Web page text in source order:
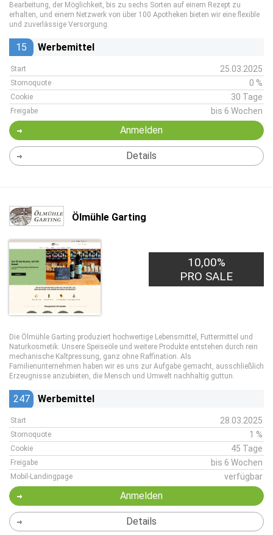
Bearbeitung, der Möglichkeit, bis zu sechs Sorten auf einem Rezept zu
erhalten, und einem Netzwerk von über 100 Apotheken bieten wir eine flexible
und zuverlässige Versorgung.
15 Werbemittel
Start 25.03.2025
Stornoquote 0 %
Cookie 30 Tage
Freigabe bis 6 Wochen
Anmelden
Details
Ölmühle Garting
10,00%
PRO SALE
Die Ölmühle Garting produziert hochwertige Lebensmittel, Futtermittel und
Naturkosmetik. Unsere Speiseöle und weitere Produkte entstehen durch rein
mechanische Kaltpressung, ganz ohne Raffination. Als
Familienunternehmen haben wir es uns zur Aufgabe gemacht, ausschließlich
Erzeugnisse anzubieten, die Mensch und Umwelt nachhaltig guttun.
247 Werbemittel
Start 28.03.2025
Stornoquote 1 %
Cookie 45 Tage
Freigabe bis 6 Wochen
Mobil-Landingpage verfügbar
Anmelden
Details